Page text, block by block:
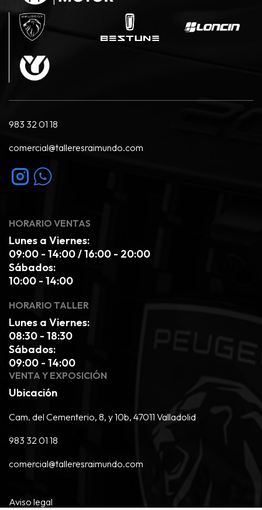
983 32 01 18
comercial@talleresraimundo.com
HORARIO VENTAS
Lunes a Viernes:
09:00 - 14:00 / 16:00 - 20:00
Sábados:
10:00 - 14:00
HORARIO TALLER
Lunes a Viernes:
08:30 - 18:30
Sábados:
09:00 - 14:00
VENTA Y EXPOSICIÓN
Ubicación
Cam. del Cementerio, 8, y 10b, 47011 Valladolid
983 32 01 18
comercial@talleresraimundo.com
Aviso legal